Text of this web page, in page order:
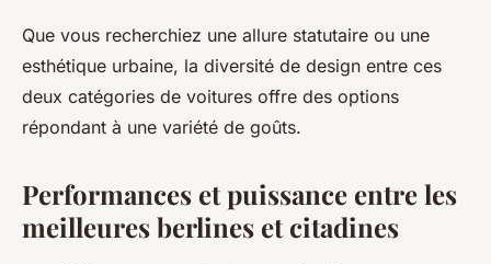
Que vous recherchiez une allure statutaire ou une
esthétique urbaine, la diversité de design entre ces
deux catégories de voitures offre des options
répondant à une variété de goûts.
Performances et puissance entre les
meilleures berlines et citadines